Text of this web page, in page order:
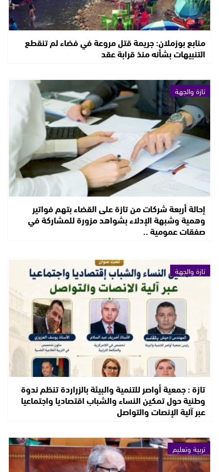
منابع بوزملان: جريمة قتل مروعة في فضاء لم تنقطع
التنبيهات بشأنه منذ قرابة عقد
تازة والجهة
إحالة أربعة شركات من تازة على القضاء بتهم فواتير
وهمية وشبهة الإدلاء بشواهد مزورة للمشاركة في
صفقات عمومية ..
تازة والجهة
تازة : جمعية أواصر للتنمية والبيئة بالزراردة تنظم ندوة
وطنية حول تمكين النساء والشباب اقتصاديا واجتماعيا
عبر آلية الإنصات والتواصل
تربية وتعليم